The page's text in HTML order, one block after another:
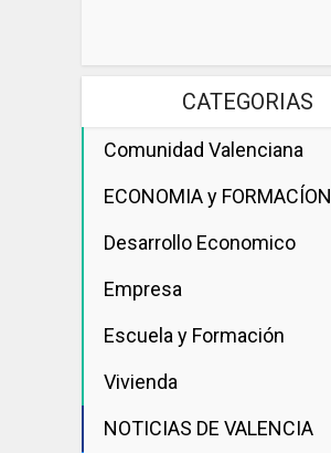
CATEGORIAS
Comunidad Valenciana
ECONOMIA y FORMACÍON
Desarrollo Economico
Empresa
Escuela y Formación
Vivienda
NOTICIAS DE VALENCIA